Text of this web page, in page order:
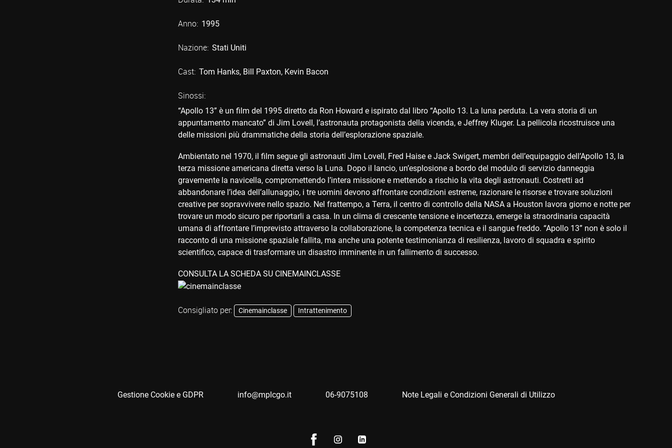
Anno: 1995
Nazione: Stati Uniti
Cast: Tom Hanks Bill Paxton Kevin Bacon
Sinossi:
“Apollo 13” è un film del 1995 diretto da Ron Howard e ispirato dal libro “Apollo 13. La luna perduta. La vera storia di un
appuntamento mancato” di Jim Lovell, l’astronauta protagonista della vicenda, e Jeffrey Kluger. La pellicola ricostruisce una
delle missioni più drammatiche della storia dell’esplorazione spaziale.
Ambientato nel 1970, il film segue gli astronauti Jim Lovell, Fred Haise e Jack Swigert, membri dell’equipaggio dell’Apollo 13, la
terza missione americana diretta verso la Luna. Dopo il lancio, un’esplosione a bordo del modulo di servizio danneggia
gravemente la navicella, compromettendo l’intera missione e mettendo a rischio la vita degli astronauti. Costretti ad
abbandonare l’idea dell’allunaggio, i tre uomini devono affrontare condizioni estreme, razionare le risorse e trovare soluzioni
creative per sopravvivere nello spazio. Nel frattempo, a Terra, il centro di controllo della NASA a Houston lavora giorno e notte per
trovare un modo sicuro per riportarli a casa. In un clima di crescente tensione e incertezza, emerge la straordinaria capacità
umana di affrontare l’imprevisto attraverso la collaborazione, la competenza tecnica e il sangue freddo. “Apollo 13” non è solo il
racconto di una missione spaziale fallita, ma anche una potente testimonianza di resilienza, lavoro di squadra e spirito
scientifico, capace di trasformare un disastro imminente in un fallimento di successo.
CONSULTA LA SCHEDA SU CINEMAINCLASSE
Consigliato per: Cinemainclasse Intrattenimento
Gestione Cookie e GDPR info@mplcgo.it 06-9075108 Note Legali e Condizioni Generali di Utilizzo